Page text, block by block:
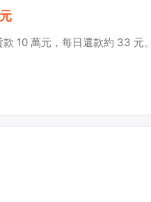
10 萬元，每日還款約 33 元